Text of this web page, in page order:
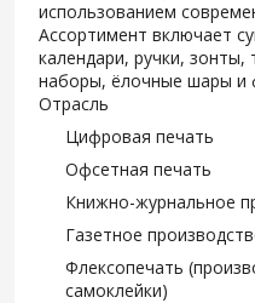
использованием
Ассортимент включает
календари, ручки,
наборы, ёлочные шары и
Отрасль
Цифровая печать
Офсетная печать
Книжно-журнальное
Газетное
Флексопечать
самоклейки)